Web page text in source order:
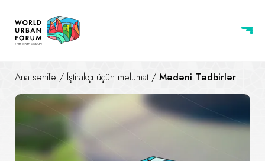
Ana səhifə / İştirakçı üçün məlumat/ Mədəni Tədbirlər